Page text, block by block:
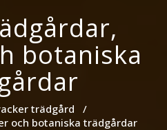
botaniska
trädgård /
och botaniska trädgårdar